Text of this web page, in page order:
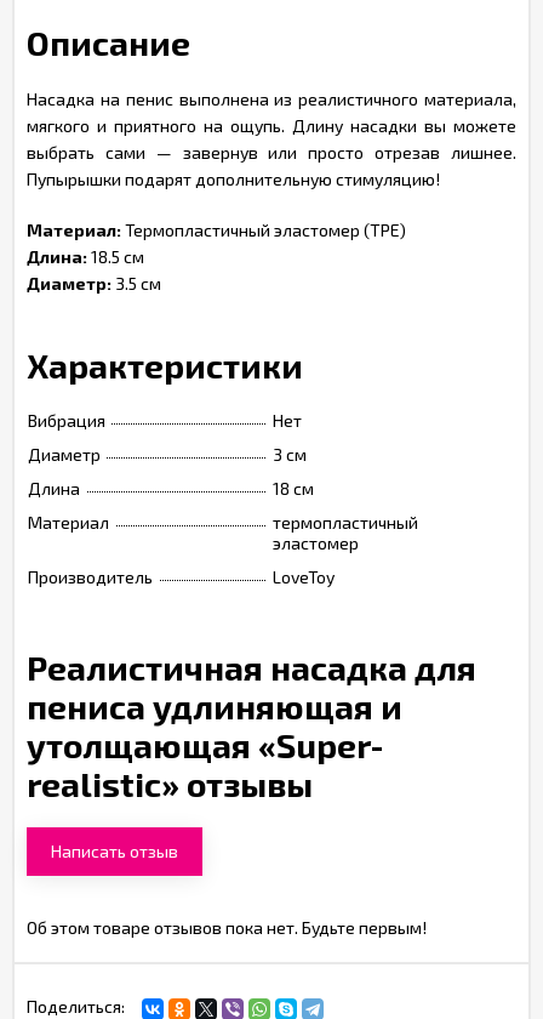
Описание
Насадка на пенис выполнена из реалистичного материала,
мягкого и приятного на ощупь. Длину насадки вы можете
выбрать сами — завернув или просто отрезав лишнее.
Пупырышки подарят дополнительную стимуляцию!
Материал:Термопластичный эластомер (TPE)
Длина:18.5 см
Диаметр: 3.5 см
Характеристики
Вибрация
Нет
Диаметр
3 см
Длина
18 см
Материал
термопластичный
эластомер
Производитель
LoveToy
Реалистичная насадка для
пениса удлиняющая и
утолщающая «Super-
realistic» отзывы
Написать отзыв
Об этом товаре отзывов пока нет. Будьте первым!
Поделиться: